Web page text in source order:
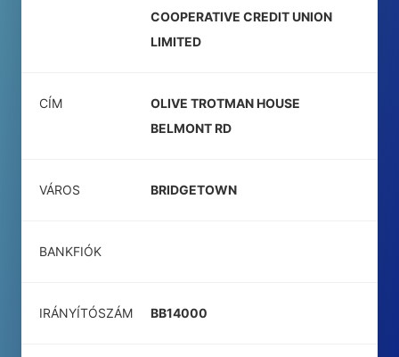
COOPERATIVE CREDIT UNION
LIMITED
CÍM
OLIVE TROTMAN HOUSE
BELMONT RD
VÁROS BRIDGETOWN
BANKFIÓK
IRÁNYÍTÓSZÁM BB14000